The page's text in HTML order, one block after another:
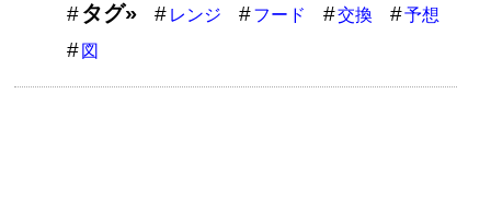
タグ» レンジ フード 交換
予想
図